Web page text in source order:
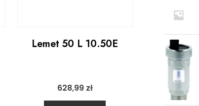
Lemet 50 L 10.50E
628,99 zł